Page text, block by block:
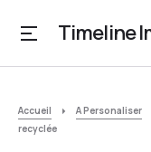
Timeline
Accueil A Personaliser
recyclée